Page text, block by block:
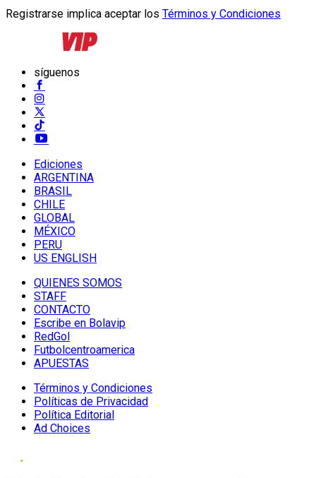
Registrarse implica aceptar los Términos y Condiciones
síguenos
Ediciones
ARGENTINA
BRASIL
CHILE
GLOBAL
MÉXICO
PERU
US ENGLISH
QUIENES SOMOS
STAFF
CONTACTO
Escribe en Bolavip
RedGol
Futbolcentroamerica
APUESTAS
Términos y Condiciones
Políticas de Privacidad
Política Editorial
Ad Choices